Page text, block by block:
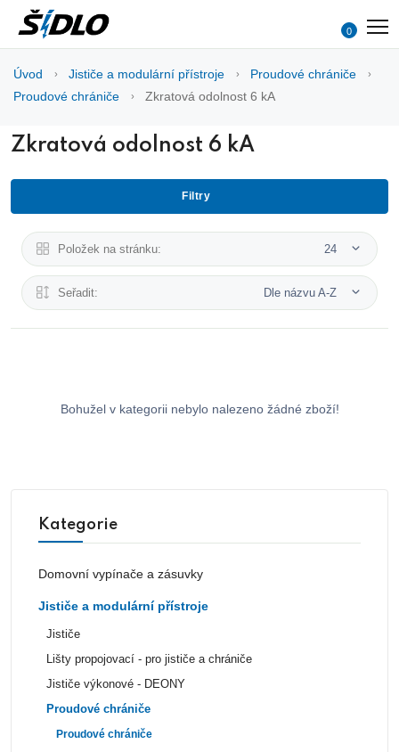
0
Úvod Jističe a modulární přístroje
Proudové chrániče
Proudové chrániče
Zkratová odolnost 6 kA
Zkratová odolnost 6 kA
Filtry
Položek na stránku: 24
Seřadit: Dle názvu A-Z
Bohužel v kategorii nebylo nalezeno žádné zboží!
Kategorie
Domovní vypínače a zásuvky
Jističe a modulární přístroje
Jističe
Lišty propojovací - pro jističe a chrániče
Jističe výkonové - DEONY
Proudové chrániče
Proudové chrániče